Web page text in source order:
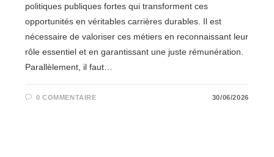
politiques publiques fortes qui transforment ces
opportunités en véritables carrières durables. Il est
nécessaire de valoriser ces métiers en reconnaissant leur
rôle essentiel et en garantissant une juste rémunération.
Parallèlement, il faut…
0 COMMENTAIRE 30/06/2026